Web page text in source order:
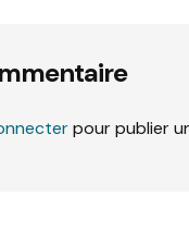
pour publier